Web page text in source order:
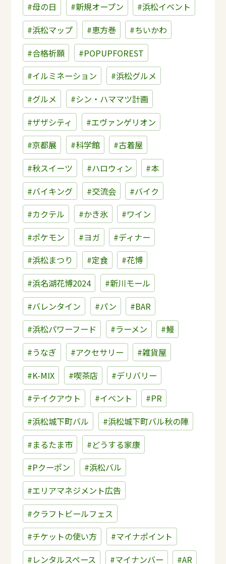
#母の日
#新規オープン
#浜松イベント
#浜松マップ
#恵方巻
#ちいかわ
#合格祈願
#POPUPFOREST
#イルミネーション
#浜松グルメ
#グルメ
#シン・ハママツ計画
#ザザシティ
#エヴァンゲリオン
#京都展
#科学館
#古着屋
#秋スイーツ
#ハロウィン
#本
#バイキング
#交流会
#バイク
#カクテル
#かき氷
#ワイン
#ポケモン
#ヨガ
#ディナー
#浜松まつり
#定食
#花博
#浜名湖花博2024
#新川モール
#バレンタイン
#パン
#BAR
#浜松パワーフード
#ラーメン
#鰻
#うなぎ
#アクセサリー
#雑貨屋
#K-MIX
#喫茶店
#デリバリー
#テイクアウト
#イベント
#PR
#浜松城下町バル
#浜松城下町バル秋の陣
#まるたま市
#どうする家康
#Pクーポン
#浜松バル
#エリアマネジメント広告
#クラフトビールフェス
#チケットの使い方
#マイナポイント
#レンタルスペース
#マイナンバー
#AR